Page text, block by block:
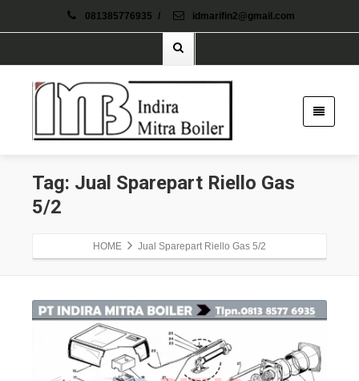
081385776935 / idmarifin2@gmail.com
Tag: Jual Sparepart Riello Gas
5/2
HOME Jual Sparepart Riello Gas 5/2